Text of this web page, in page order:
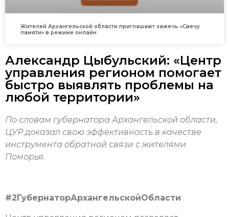
Жителей Архангельской области приглашают зажечь «Свечу
памяти» в режиме онлайн
Александр Цыбульский: «Центр
управления регионом помогает
быстро выявлять проблемы на
любой территории»
По словам губернатора Архангельской области,
ЦУР доказал свою эффективность в качестве
инструмента обратной связи с жителями
Поморья.
#2ГубернаторАрхангельскойОбласти